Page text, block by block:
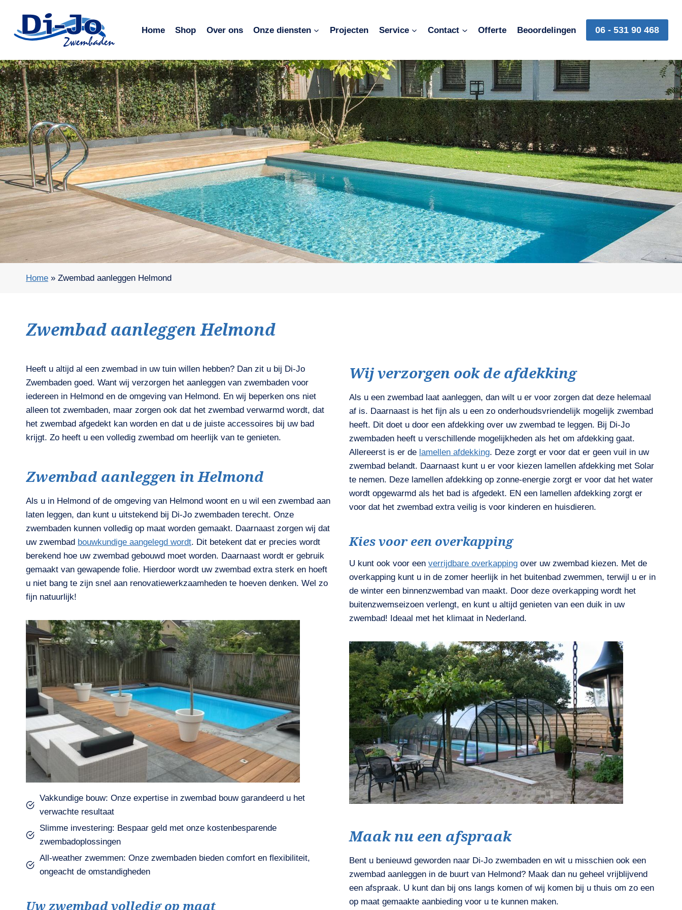
inhoud
Home Shop Over ons Onze diensten Projecten Service Contact Offerte Beoordelingen 06 - 531 90 468
Home » Zwembad aanleggen Helmond
Zwembad aanleggen Helmond
Heeft u altijd al een zwembad in uw tuin willen hebben? Dan zit u bij Di-Jo
Zwembaden goed. Want wij verzorgen het aanleggen van zwembaden voor
iedereen in Helmond en de omgeving van Helmond. En wij beperken ons niet
alleen tot zwembaden, maar zorgen ook dat het zwembad verwarmd wordt, dat
het zwembad afgedekt kan worden en dat u de juiste accessoires bij uw bad
krijgt. Zo heeft u een volledig zwembad om heerlijk van te genieten.
Zwembad aanleggen in Helmond
Als u in Helmond of de omgeving van Helmond woont en u wil een zwembad aan
laten leggen, dan kunt u uitstekend bij Di-Jo zwembaden terecht. Onze
zwembaden kunnen volledig op maat worden gemaakt. Daarnaast zorgen wij dat
uw zwembad bouwkundige aangelegd wordt. Dit betekent dat er precies wordt
berekend hoe uw zwembad gebouwd moet worden. Daarnaast wordt er gebruik
gemaakt van gewapende folie. Hierdoor wordt uw zwembad extra sterk en hoeft
u niet bang te zijn snel aan renovatiewerkzaamheden te hoeven denken. Wel zo
fijn natuurlijk!
Vakkundige bouw: Onze expertise in zwembad bouw garandeerd u het
verwachte resultaat
Slimme investering: Bespaar geld met onze kostenbesparende
zwembadoplossingen
All-weather zwemmen: Onze zwembaden bieden comfort en flexibiliteit,
ongeacht de omstandigheden
Uw zwembad volledig op maat
Wij verzorgen ook de afdekking
Als u een zwembad laat aanleggen, dan wilt u er voor zorgen dat deze helemaal
af is. Daarnaast is het fijn als u een zo onderhoudsvriendelijk mogelijk zwembad
heeft. Dit doet u door een afdekking over uw zwembad te leggen. Bij Di-Jo
zwembaden heeft u verschillende mogelijkheden als het om afdekking gaat.
Allereerst is er de lamellen afdekking. Deze zorgt er voor dat er geen vuil in uw
zwembad belandt. Daarnaast kunt u er voor kiezen lamellen afdekking met Solar
te nemen. Deze lamellen afdekking op zonne-energie zorgt er voor dat het water
wordt opgewarmd als het bad is afgedekt. EN een lamellen afdekking zorgt er
voor dat het zwembad extra veilig is voor kinderen en huisdieren.
Kies voor een overkapping
U kunt ook voor een verrijdbare overkapping over uw zwembad kiezen. Met de
overkapping kunt u in de zomer heerlijk in het buitenbad zwemmen, terwijl u er in
de winter een binnenzwembad van maakt. Door deze overkapping wordt het
buitenzwemseizoen verlengt, en kunt u altijd genieten van een duik in uw
zwembad! Ideaal met het klimaat in Nederland.
Maak nu een afspraak
Bent u benieuwd geworden naar Di-Jo zwembaden en wit u misschien ook een
zwembad aanleggen in de buurt van Helmond? Maak dan nu geheel vrijblijvend
een afspraak. U kunt dan bij ons langs komen of wij komen bij u thuis om zo een
op maat gemaakte aanbieding voor u te kunnen maken.